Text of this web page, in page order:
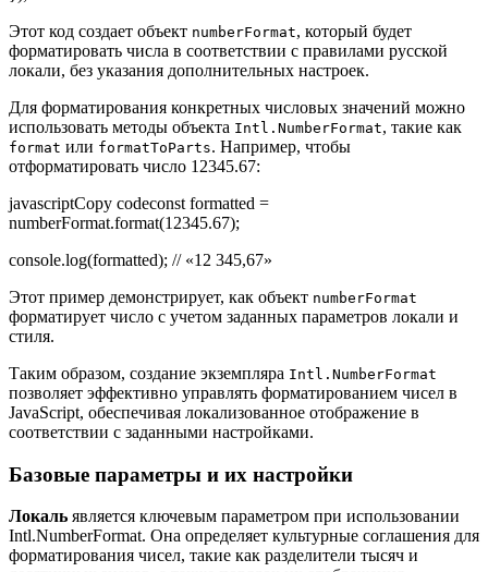
Этот код создает объект numberFormat, который будет
форматировать числа в соответствии с правилами русской
локали, без указания дополнительных настроек.
Для форматирования конкретных числовых значений можно
использовать методы объекта Intl.NumberFormat, такие как
format или formatToParts. Например, чтобы
отформатировать число 12345.67:
javascriptCopy codeconst formatted =
numberFormat.format(12345.67);
console.log(formatted); // «12 345,67»
Этот пример демонстрирует, как объект numberFormat
форматирует число с учетом заданных параметров локали и
стиля.
Таким образом, создание экземпляра Intl.NumberFormat
позволяет эффективно управлять форматированием чисел в
JavaScript, обеспечивая локализованное отображение в
соответствии с заданными настройками.
Базовые параметры и их настройки
Локаль является ключевым параметром при использовании
Intl.NumberFormat. Она определяет культурные соглашения для
форматирования чисел, такие как разделители тысяч и